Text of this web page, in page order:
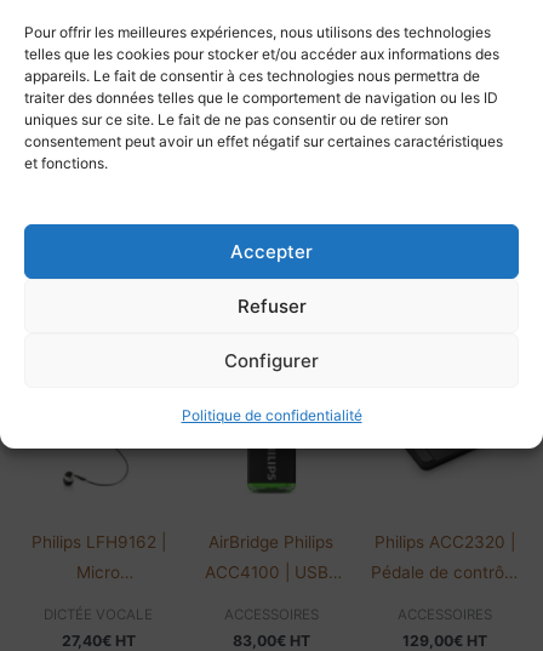
Pour offrir les meilleures expériences, nous utilisons des technologies
telles que les cookies pour stocker et/ou accéder aux informations des
appareils. Le fait de consentir à ces technologies nous permettra de
traiter des données telles que le comportement de navigation ou les ID
uniques sur ce site. Le fait de ne pas consentir ou de retirer son
consentement peut avoir un effet négatif sur certaines caractéristiques
et fonctions.
Accepter
Refuser
Configurer
Politique de confidentialité
dictée) se commandent facilement avec les doigts.
La commande manuelle Philips LFH2305 se connecte par prise
USB à votre ordinateur et peut être placée devant le clavier de
ce dernier.
Philips LFH9162 |
Micro
enregistrement
téléphonique
DICTÉE VOCALE
27,40€ HT
AirBridge Philips
ACC4100 | USB |
PSM6300/6500
ACCESSOIRES
83,00€ HT
Philips ACC2320 |
Pédale de contrôle
ACCESSOIRES
129,00€ HT